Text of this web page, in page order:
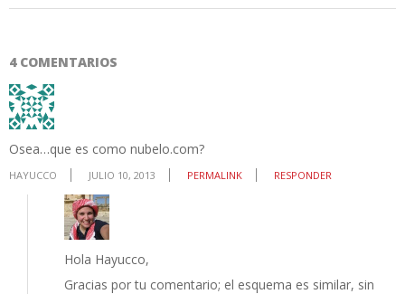
4 COMENTARIOS
Osea…que es como nubelo.com?
HAYUCCO JULIO 10, 2013 PERMALINK RESPONDER
Hola Hayucco,
Gracias por tu comentario; el esquema es similar, sin